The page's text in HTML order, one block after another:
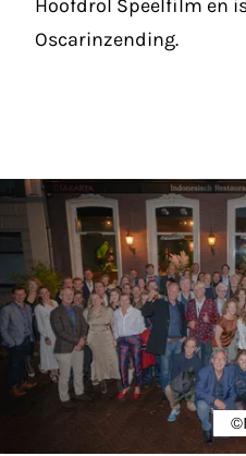
Hoofdrol Speelfilm en
Oscarinzending.